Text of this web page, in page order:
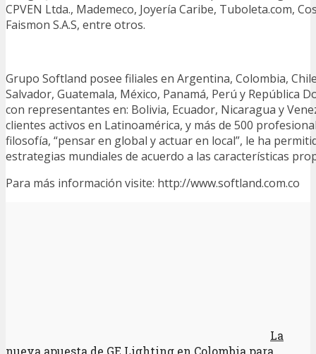
CPVEN Ltda., Mademeco, Joyería Caribe, Tuboleta.com,
Faismon S.A.S, entre otros.
Grupo Softland posee filiales en Argentina, Colombia,
Salvador, Guatemala, México, Panamá, Perú y República
con representantes en: Bolivia, Ecuador, Nicaragua y
clientes activos en Latinoamérica, y más de 500
filosofía, “pensar en global y actuar en local”, le ha
estrategias mundiales de acuerdo a las características
Para más información visite: http://www.softland.com.co
La
nueva apuesta de GE Lighting en Colombia para